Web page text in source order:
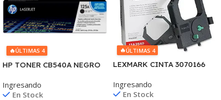
🔥ÚLTIMAS 4
HP TONER CB540A NEGRO
1215/1515/1510/1312
Ingresando
En Stock
🔥ÚLTIMAS 4
LEXMARK CINTA 3070166
4.000 CPS 11A3540
Ingresando
En Stock